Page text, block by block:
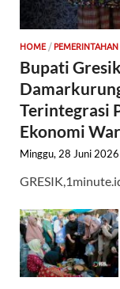
HOME / PEMERINTAHAN
Bupati
Terintegrasi
Ekonomi
Minggu, 28 Juni